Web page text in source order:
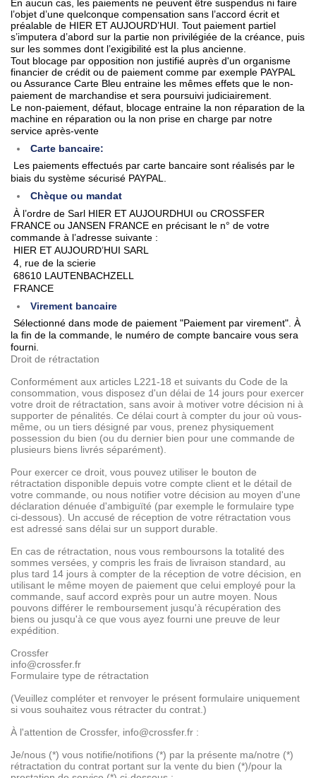
En aucun cas, les paiements ne peuvent être suspendus ni faire
l’objet d’une quelconque compensation sans l’accord écrit et
préalable de HIER ET AUJOURD’HUI. Tout paiement partiel
s’imputera d’abord sur la partie non privilégiée de la créance, puis
sur les sommes dont l’exigibilité est la plus ancienne.
Tout blocage par opposition non justifié auprès d'un organisme
financier de crédit ou de paiement comme par exemple PAYPAL
ou Assurance Carte Bleu entraine les mêmes effets que le non-
paiement de marchandise et sera poursuivi judiciairement.
Le non-paiement, défaut, blocage entraine la non réparation de la
machine en réparation ou la non prise en charge par notre
service après-vente
Carte bancaire:
Les paiements effectués par carte bancaire sont réalisés par le
biais du système sécurisé PAYPAL.
Chèque ou mandat
À l’ordre de Sarl HIER ET AUJOURDHUI ou CROSSFER
FRANCE ou JANSEN FRANCE en précisant le n° de votre
commande à l’adresse suivante :
HIER ET AUJOURD’HUI SARL
4, rue de la scierie
68610 LAUTENBACHZELL
FRANCE
Virement bancaire
Sélectionné dans mode de paiement "Paiement par virement". À
la fin de la commande, le numéro de compte bancaire vous sera
fourni.
Droit de rétractation
Conformément aux articles L221-18 et suivants du Code de la
consommation, vous disposez d'un délai de 14 jours pour exercer
votre droit de rétractation, sans avoir à motiver votre décision ni à
supporter de pénalités. Ce délai court à compter du jour où vous-
même, ou un tiers désigné par vous, prenez physiquement
possession du bien (ou du dernier bien pour une commande de
plusieurs biens livrés séparément).
Pour exercer ce droit, vous pouvez utiliser le bouton de
rétractation disponible depuis votre compte client et le détail de
votre commande, ou nous notifier votre décision au moyen d'une
déclaration dénuée d'ambiguïté (par exemple le formulaire type
ci-dessous). Un accusé de réception de votre rétractation vous
est adressé sans délai sur un support durable.
En cas de rétractation, nous vous remboursons la totalité des
sommes versées, y compris les frais de livraison standard, au
plus tard 14 jours à compter de la réception de votre décision, en
utilisant le même moyen de paiement que celui employé pour la
commande, sauf accord exprès pour un autre moyen. Nous
pouvons différer le remboursement jusqu'à récupération des
biens ou jusqu'à ce que vous ayez fourni une preuve de leur
expédition.
Crossfer
info@crossfer.fr
Formulaire type de rétractation
(Veuillez compléter et renvoyer le présent formulaire uniquement
si vous souhaitez vous rétracter du contrat.)
À l'attention de Crossfer, info@crossfer.fr :
Je/nous (*) vous notifie/notifions (*) par la présente ma/notre (*)
rétractation du contrat portant sur la vente du bien (*)/pour la